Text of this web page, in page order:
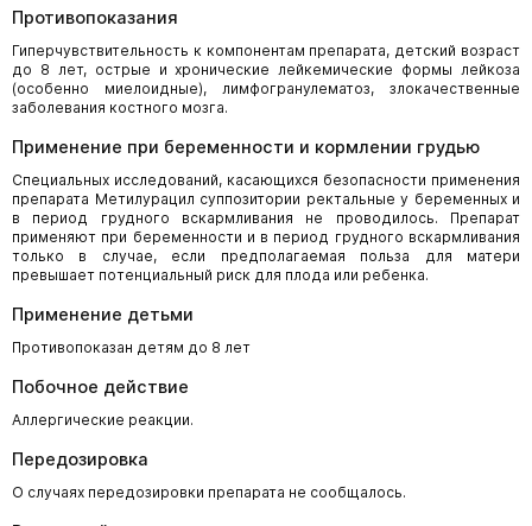
Противопоказания
Гиперчувствительность к компонентам препарата, детский возраст
до 8 лет, острые и хронические лейкемические формы лейкоза
(особенно миелоидные), лимфогранулематоз, злокачественные
заболевания костного мозга.
Применение при беременности и кормлении грудью
Специальных исследований, касающихся безопасности применения
препарата Метилурацил суппозитории ректальные у беременных и
в период грудного вскармливания не проводилось. Препарат
применяют при беременности и в период грудного вскармливания
только в случае, если предполагаемая польза для матери
превышает потенциальный риск для плода или ребенка.
Применение детьми
Противопоказан детям до 8 лет
Побочное действие
Аллергические реакции.
Передозировка
О случаях передозировки препарата не сообщалось.